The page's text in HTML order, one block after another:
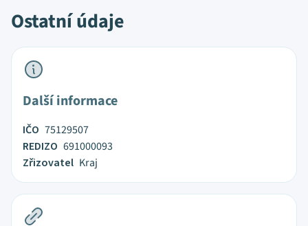
Ostatní údaje
Další informace
IČO 75129507
REDIZO 691000093
Zřizovatel Kraj